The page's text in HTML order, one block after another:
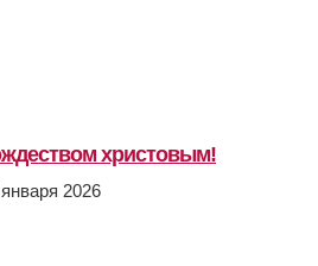
христовым!
2026